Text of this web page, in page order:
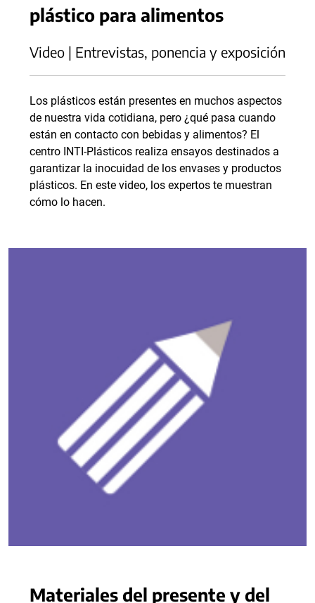
plástico para alimentos
Video | Entrevistas, ponencia y exposición
Los plásticos están presentes en muchos aspectos
de nuestra vida cotidiana, pero ¿qué pasa cuando
están en contacto con bebidas y alimentos? El
centro INTI-Plásticos realiza ensayos destinados a
garantizar la inocuidad de los envases y productos
plásticos. En este video, los expertos te muestran
cómo lo hacen.
Materiales del presente y del